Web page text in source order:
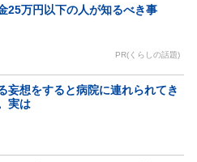
25万円以下の人が知るべき事
PR(くらしの話題)
妄想をすると病院に連れられてき
実は